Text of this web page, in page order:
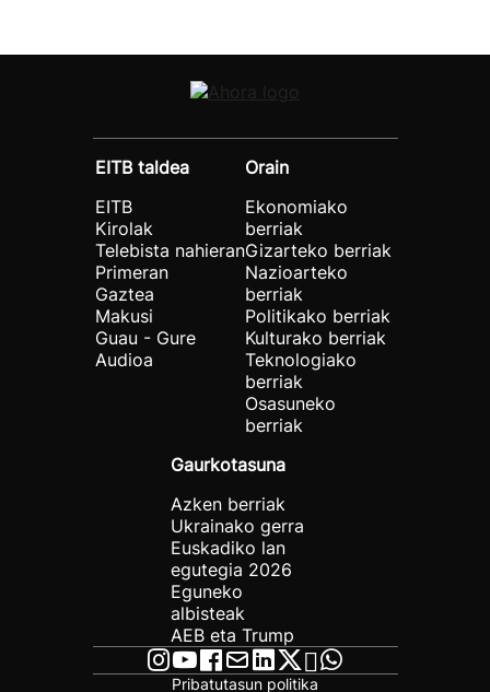
EITB taldea
EITB
Kirolak
Telebista nahieran
Primeran
Gaztea
Makusi
Guau - Gure
Audioa
Orain
Ekonomiako
berriak
Gizarteko berriak
Nazioarteko
berriak
Politikako berriak
Kulturako berriak
Teknologiako
berriak
Osasuneko
berriak
Gaurkotasuna
Azken berriak
Ukrainako gerra
Euskadiko lan
egutegia 2026
Eguneko
albisteak
AEB eta Trump
Pribatutasun politika